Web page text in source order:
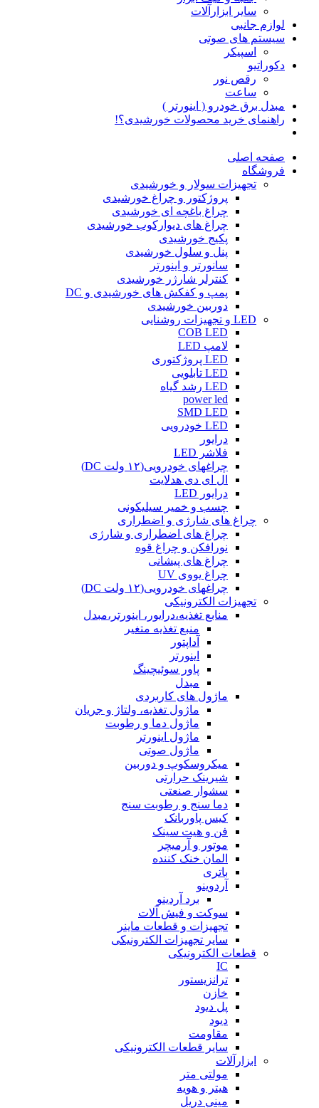
سایر ابزارآلات
لوازم جانبی
سیستم های صوتی
اسپیکر
دکوراتیو
رقص نور
ساعت
مبدل برق خودرو ( اینورتر )
راهنمای خرید محصولات خورشیدی؟!
صفحه اصلی
فروشگاه
تجهیزات سولار و خورشیدی
پروژکتور و چراغ خورشیدی
چراغ باغچه ای خورشیدی
چراغ های دیوارکوب خورشیدی
پکیج خورشیدی
پنل و سلول خورشیدی
سانورتر و اینورتر
کنترلر شارژر خورشیدی
پمپ و کفکش های خورشیدی و DC
دوربین خورشیدی
LED و تجهیزات روشنایی
COB LED
لامپ LED
LED پروژکتوری
LED تابلویی
LED رشد گیاه
power led
SMD LED
LED خودرویی
درایور
فلاشر LED
چراغهای خودرویی(۱۲ ولت DC)
ال ای دی هدلایت
درایور LED
چسب و خمیر سیلیکونی
چراغ های شارژی و اضطراری
چراغ های اضطراری و شارژی
نورافکن و چراغ قوه
چراغ های پیشانی
چراغ یووی UV
چراغهای خودرویی(۱۲ ولت DC)
تجهیزات الکترونیکی
منابع تغذیه،درایور، اینورتر،مبدل
منبع تغذیه متغیر
آداپتور
اینورتر
پاور سوئیچینگ
مبدل
ماژول های کاربردی
ماژول تغذیه، ولتاژ و جریان
ماژول دما و رطوبت
ماژول اینورتر
ماژول صوتی
میکروسکوپ و دوربین
شیرینک حرارتی
سشوار صنعتی
دما سنج و رطوبت سنج
کیس پاوربانک
فن و هیت سینک
موتور و آرمیچر
المان خنک کننده
باتری
آردوینو
برد آردینو
سوکت و فیش آلات
تجهیزات و قطعات ماینر
سایر تجهیزات الکترونیکی
قطعات الکترونیکی
IC
ترانزیستور
خازن
پل دیود
دیود
مقاومت
سایر قطعات الکترونیکی
ابزارآلات
مولتی متر
هیتر و هویه
مینی دریل